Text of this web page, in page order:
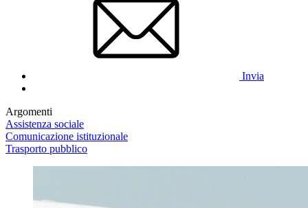
Invia
Argomenti
Assistenza sociale
Comunicazione istituzionale
Trasporto pubblico